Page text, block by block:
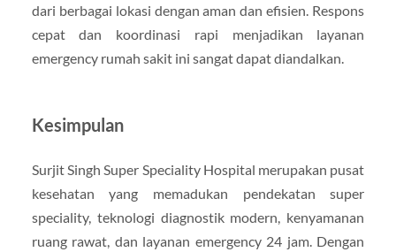
dari berbagai lokasi dengan aman dan efisien. Respons
cepat dan koordinasi rapi menjadikan layanan
emergency rumah sakit ini sangat dapat diandalkan.
Kesimpulan
Surjit Singh Super Speciality Hospital merupakan pusat
kesehatan yang memadukan pendekatan super
speciality, teknologi diagnostik modern, kenyamanan
ruang rawat, dan layanan emergency 24 jam. Dengan